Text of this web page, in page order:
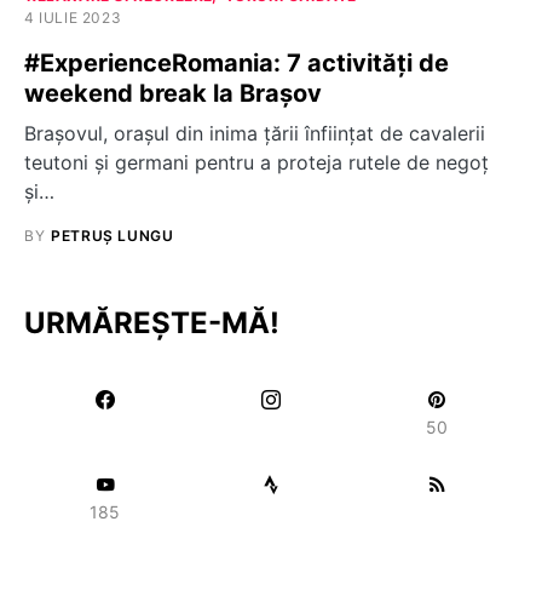
4 IULIE 2023
#ExperienceRomania: 7 activități de
weekend break la Brașov
Brașovul, orașul din inima țării înființat de cavalerii
teutoni și germani pentru a proteja rutele de negoț
și…
BY PETRUȘ LUNGU
URMĂREȘTE-MĂ!
50
185